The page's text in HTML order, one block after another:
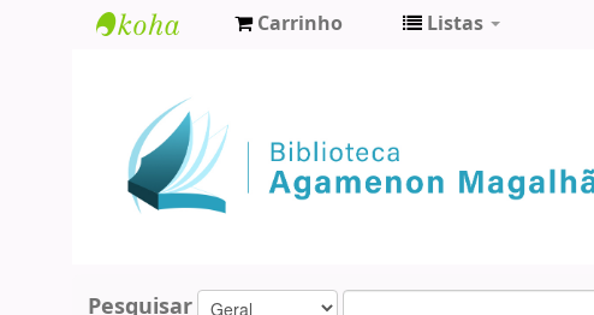
Agamenon
Magalhães
Carrinho Listas
Pesquisar